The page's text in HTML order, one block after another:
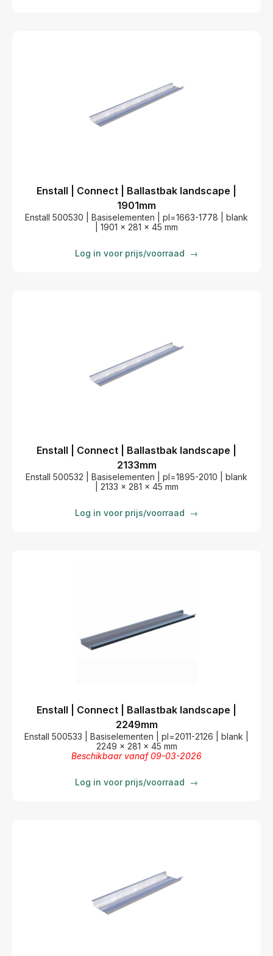
Enstall | Connect | Ballastbak landscape |
1901mm
Enstall 500530 | Basiselementen | pl=1663-1778 | blank
| 1901 x 281 x 45 mm
Log in voor prijs/voorraad →
Enstall | Connect | Ballastbak landscape |
2133mm
Enstall 500532 | Basiselementen | pl=1895-2010 | blank
| 2133 x 281 x 45 mm
Log in voor prijs/voorraad →
Enstall | Connect | Ballastbak landscape |
2249mm
Enstall 500533 | Basiselementen | pl=2011-2126 | blank |
2249 x 281 x 45 mm
Beschikbaar vanaf 09-03-2026
Log in voor prijs/voorraad →